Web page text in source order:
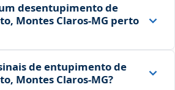
desentupimento de
Montes Claros‑MG perto
de entupimento de
Montes Claros‑MG?